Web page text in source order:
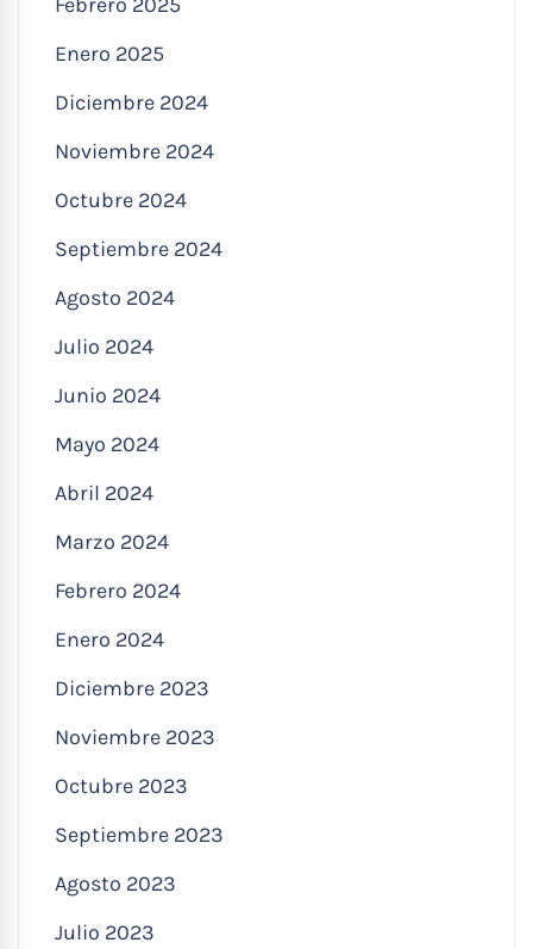
Enero 2025
Diciembre 2024
Noviembre 2024
Octubre 2024
Septiembre 2024
Agosto 2024
Julio 2024
Junio 2024
Mayo 2024
Abril 2024
Marzo 2024
Febrero 2024
Enero 2024
Diciembre 2023
Noviembre 2023
Octubre 2023
Septiembre 2023
Agosto 2023
Julio 2023